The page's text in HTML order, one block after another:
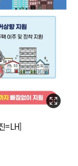
=LH]